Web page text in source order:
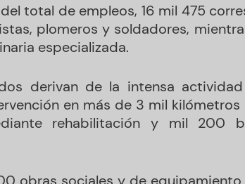
total de empleos, 16 mil 475
plomeros y soldadores,
especializada.
derivan de la intensa
en más de 3 mil
rehabilitación y mil 200